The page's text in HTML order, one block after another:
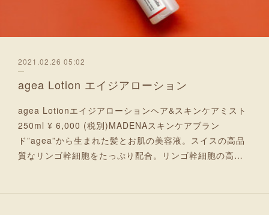
2021.02.26 05:02
agea Lotion エイジアローション
agea Lotionエイジアローションヘア&スキンケアミスト
250ml ¥ 6,000 (税別)MADENAスキンケアブラン
ド”agea”から生まれた髪とお肌の美容液。スイスの高品
質なリンゴ幹細胞をたっぷり配合。リンゴ幹細胞の高…